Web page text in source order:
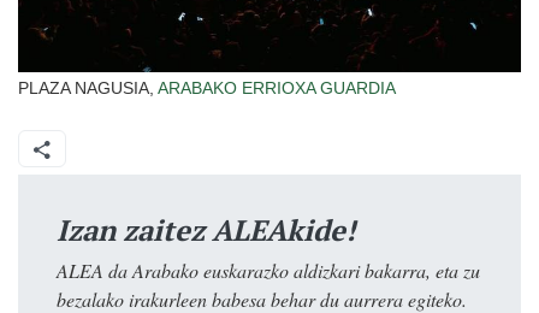
PLAZA NAGUSIA, ARABAKO ERRIOXA GUARDIA
Izan zaitez ALEAkide!
ALEA da Arabako euskarazko aldizkari bakarra, eta zu
bezalako irakurleen babesa behar du aurrera egiteko.